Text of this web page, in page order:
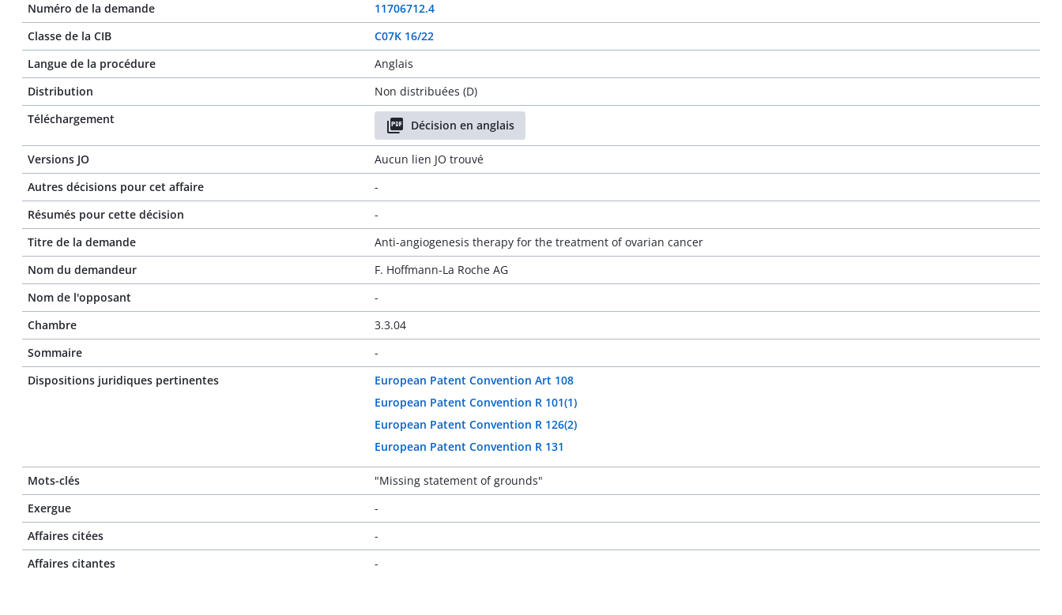
Numéro de la demande
11706712.4
Classe de la CIB
C07K 16/22
Langue de la procédure
Anglais
Distribution
Non distribuées (D)
Téléchargement
Décision en anglais
Versions JO
Aucun lien JO trouvé
Autres décisions pour cet affaire
-
Résumés pour cette décision
-
Titre de la demande
Anti-angiogenesis therapy for the treatment of ovarian cancer
Nom du demandeur
F. Hoffmann-La Roche AG
Nom de l'opposant
-
Chambre
3.3.04
Sommaire
-
Dispositions juridiques pertinentes
European Patent Convention Art 108
European Patent Convention R 101(1)
European Patent Convention R 126(2)
European Patent Convention R 131
Mots-clés
"Missing statement of grounds"
Exergue
-
Affaires citées
-
Affaires citantes
-